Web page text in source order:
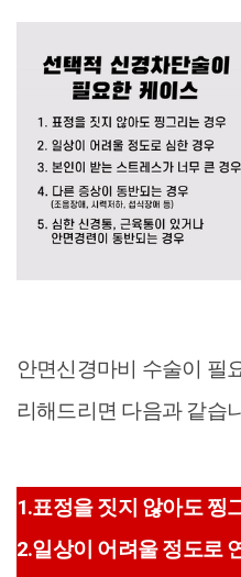
안면신경마비 수술이 필
리해드리면 다음과 같습
1.표정을 짓지 않아도 찡
2.일상이 어려울 정도로